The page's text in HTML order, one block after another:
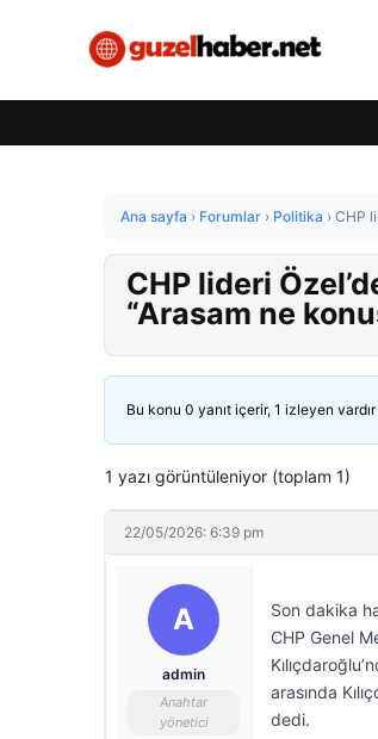
Ana sayfa › Forumlar › Politika › CHP
CHP lideri
“Arasam ne
Bu konu 0 yanıt içerir, 1 izleyen
1 yazı görüntüleniyor (toplam 1)
22/05/2026: 6:39 pm
A
admin
Anahtar
yönetici
Son dakika
CHP Genel
arasında
dedi.